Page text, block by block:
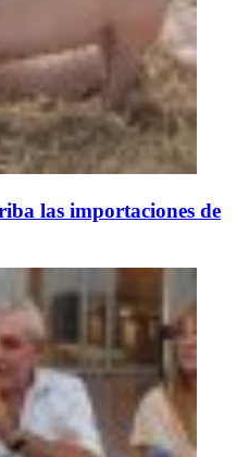
las importaciones de